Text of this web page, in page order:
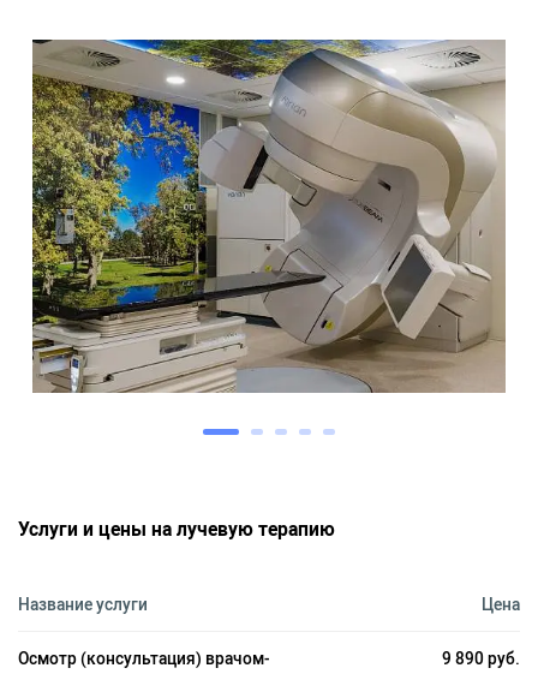
Услуги и цены на лучевую терапию
Название услуги Цена
Осмотр (консультация) врачом-
9 890 руб.